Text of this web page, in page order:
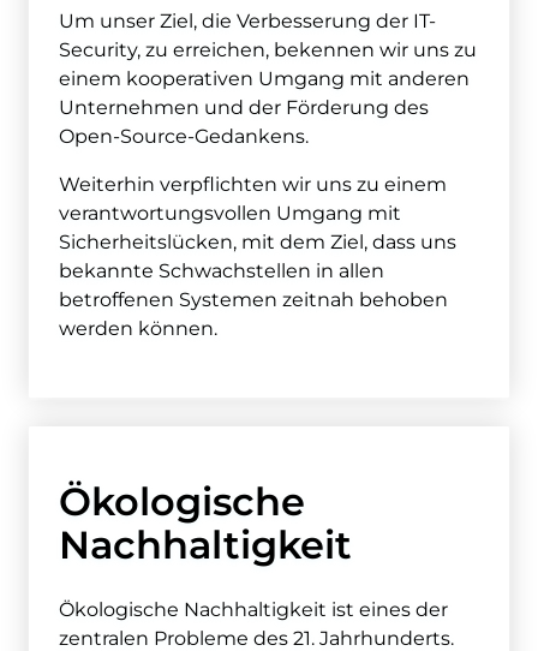
Um unser Ziel, die Verbesserung der IT-
Security, zu erreichen, bekennen wir uns zu
einem kooperativen Umgang mit anderen
Unternehmen und der Förderung des
Open-Source-Gedankens.
Weiterhin verpflichten wir uns zu einem
verantwortungsvollen Umgang mit
Sicherheitslücken, mit dem Ziel, dass uns
bekannte Schwachstellen in allen
betroffenen Systemen zeitnah behoben
werden können.
Ökologische
Nachhaltigkeit
Ökologische Nachhaltigkeit ist eines der
zentralen Probleme des 21. Jahrhunderts.